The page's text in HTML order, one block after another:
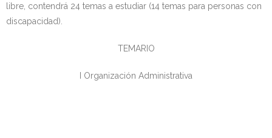
libre, contendrá 24 temas a estudiar (14 temas para personas con
discapacidad).
TEMARIO
I Organización Administrativa